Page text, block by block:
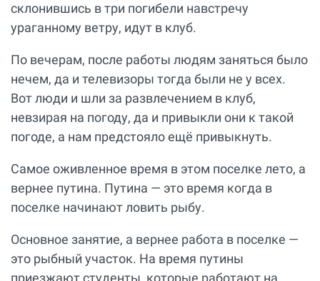
склонившись в три погибели навстречу
ураганному ветру, идут в клуб.
По вечерам, после работы людям заняться было
нечем, да и телевизоры тогда были не у всех.
Вот люди и шли за развлечением в клуб,
невзирая на погоду, да и привыкли они к такой
погоде, а нам предстояло ещё привыкнуть.
Самое оживленное время в этом поселке лето, а
вернее путина. Путина — это время когда в
поселке начинают ловить рыбу.
Основное занятие, а вернее работа в поселке —
это рыбный участок. На время путины
приезжают студенты, которые работают на